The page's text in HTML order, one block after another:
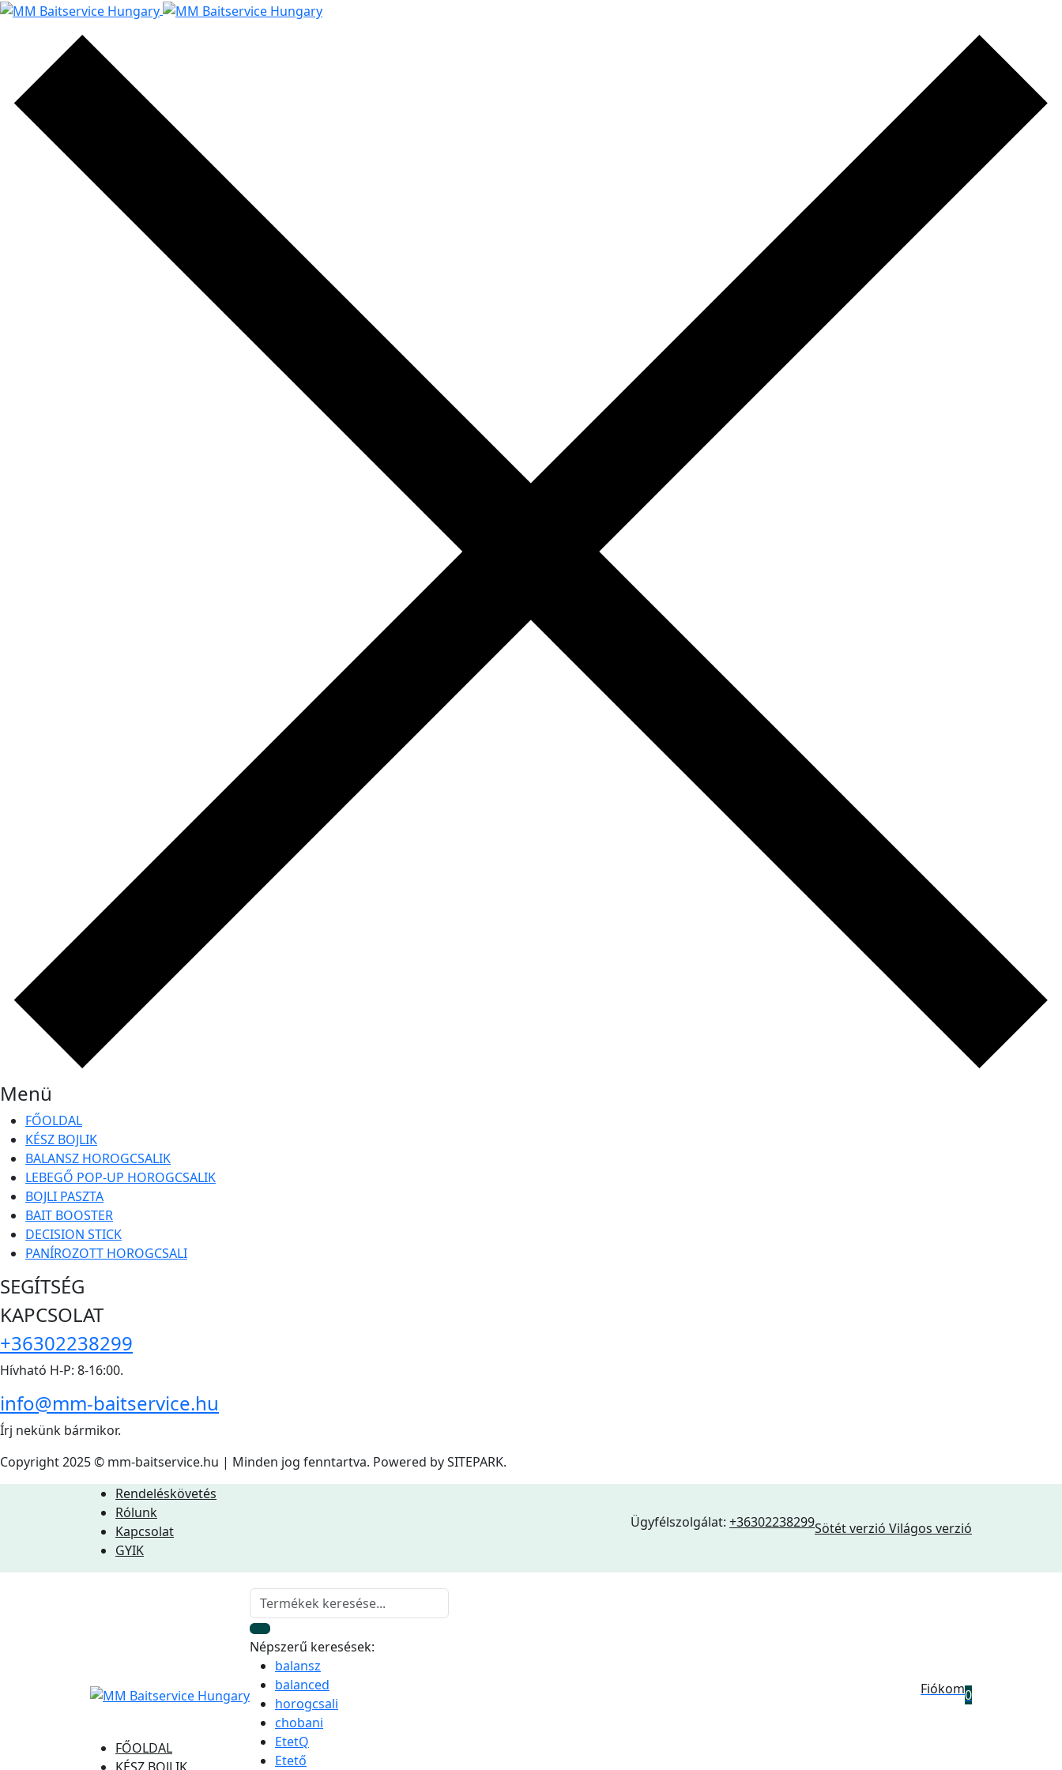
Menü
FŐOLDAL
KÉSZ BOJLIK
BALANSZ HOROGCSALIK
LEBEGŐ POP-UP HOROGCSALIK
BOJLI PASZTA
BAIT BOOSTER
DECISION STICK
PANÍROZOTT HOROGCSALI
SEGÍTSÉG
KAPCSOLAT
+36302238299
Hívható H-P: 8-16:00.
info@mm-baitservice.hu
Írj nekünk bármikor.
Copyright 2025 © mm-baitservice.hu | Minden jog fenntartva. Powered bySITEPARK.
Rendeléskövetés
Rólunk
Kapcsolat
GYIK
Ügyfélszolgálat: +36302238299Sötét verzió Világos verzió
Népszerű keresések:
balansz
balanced
horogcsali
chobani
EtetQ
Etető
Fiókom0
FŐOLDAL